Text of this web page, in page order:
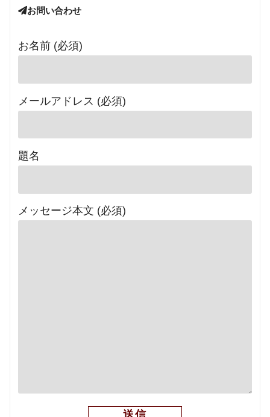
お問い合わせ
お名前 (必須)
メールアドレス (必須)
題名
メッセージ本文 (必須)